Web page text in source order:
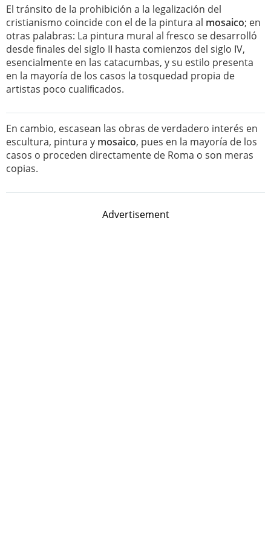
El tránsito de la prohibición a la legalización del
cristianismo coincide con el de la pintura al mosaico; en
otras palabras: La pintura mural al fresco se desarrolló
desde ﬁnales del siglo II hasta comienzos del siglo IV,
esencialmente en las catacumbas, y su estilo presenta
en la mayoría de los casos la tosquedad propia de
artistas poco cualiﬁcados.
En cambio, escasean las obras de verdadero interés en
escultura, pintura y mosaico, pues en la mayoría de los
casos o proceden directamente de Roma o son meras
copias.
Advertisement